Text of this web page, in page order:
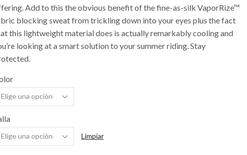
Add to this the obvious benefit of the fine-as-silk VaporRize™
blocking sweat from trickling down into your eyes plus the fact
this lightweight material does is actually remarkably cooling and
looking at a smart solution to your summer riding. Stay
Limpiar